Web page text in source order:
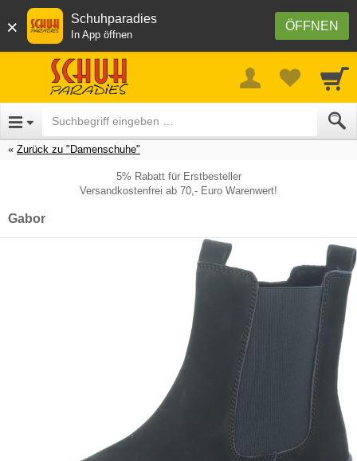
× ÖFFNEN
Schuhparadies
In App öffnen
Zurück zu "Damenschuhe"
5% Rabatt für Erstbesteller
Versandkostenfrei ab 70,- Euro Warenwert!
Gabor